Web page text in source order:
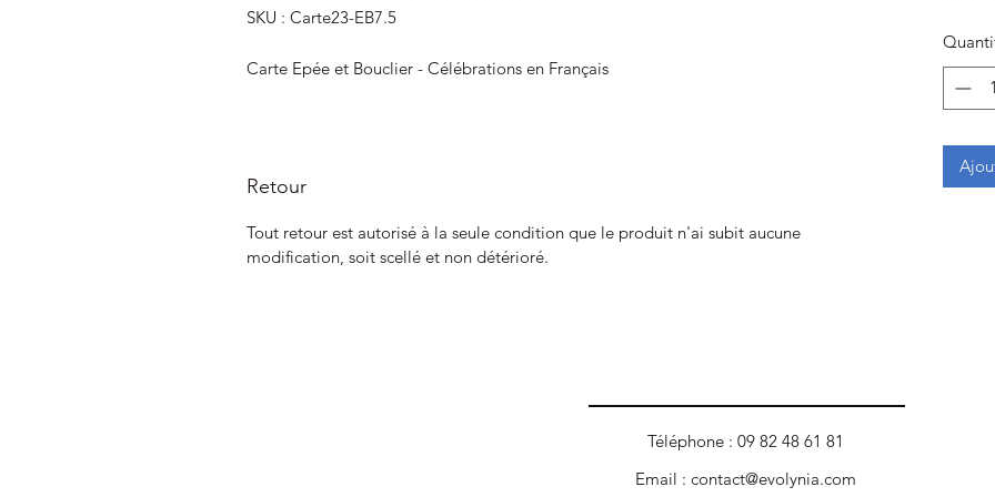
SKU : Carte23-EB7.5
Carte Epée et Bouclier - Célébrations en Français
Retour
Tout retour est autorisé à la seule condition que le produit n'ai subit aucune
modification, soit scellé et non détérioré.
Téléphone : 09 82 48 61 81
Email : contact@evolynia.com